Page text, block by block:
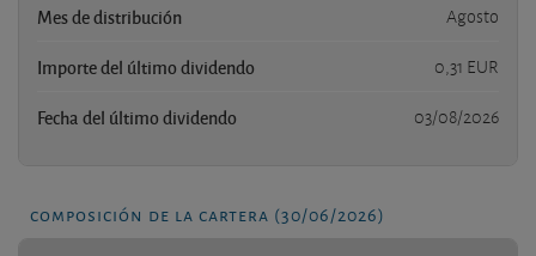
Mes de distribución Agosto
Importe del último dividendo 0,31 EUR
Fecha del último dividendo 03/08/2026
composición de la cartera (30/06/2026)